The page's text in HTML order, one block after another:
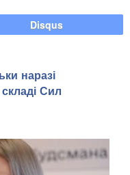
Disqus
наразі
Сил